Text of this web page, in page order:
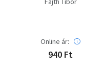
Online ár:
940 Ft